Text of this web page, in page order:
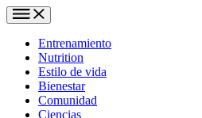
Entrenamiento
Nutrition
Estilo de vida
Bienestar
Comunidad
Ciencias